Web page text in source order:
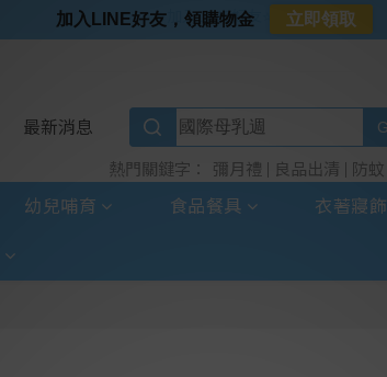
⭐加入LINE好友⭐
⭐超取選全家⭐滿$888贈霜淇淋禮物卡
最新消息
熱門關鍵字： 彌月禮 良品出清 防蚊
幼兒哺育 食品餐具 衣著寢飾
加入LINE好友，領購物金 立即領取